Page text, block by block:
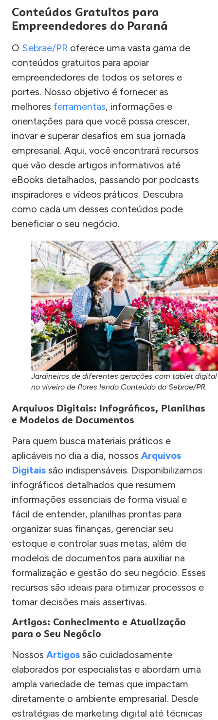
Conteúdos Gratuitos para
Empreendedores do Paraná
O Sebrae/PR oferece uma vasta gama de
conteúdos gratuitos para apoiar
empreendedores de todos os setores e
portes. Nosso objetivo é fornecer as
melhores ferramentas, informações e
orientações para que você possa crescer,
inovar e superar desafios em sua jornada
empresarial. Aqui, você encontrará recursos
que vão desde artigos informativos até
eBooks detalhados, passando por podcasts
inspiradores e vídeos práticos. Descubra
como cada um desses conteúdos pode
beneficiar o seu negócio.
Jardineiros de diferentes gerações com tablet digital
no viveiro de flores lendo Conteúdo do Sebrae/PR.
Arquivos Digitais: Infográficos, Planilhas
e Modelos de Documentos
Para quem busca materiais práticos e
aplicáveis no dia a dia, nossos Arquivos
Digitais são indispensáveis. Disponibilizamos
infográficos detalhados que resumem
informações essenciais de forma visual e
fácil de entender, planilhas prontas para
organizar suas finanças, gerenciar seu
estoque e controlar suas metas, além de
modelos de documentos para auxiliar na
formalização e gestão do seu negócio. Esses
recursos são ideais para otimizar processos e
tomar decisões mais assertivas.
Artigos: Conhecimento e Atualização
para o Seu Negócio
Nossos Artigos são cuidadosamente
elaborados por especialistas e abordam uma
ampla variedade de temas que impactam
diretamente o ambiente empresarial. Desde
estratégias de marketing digital até técnicas